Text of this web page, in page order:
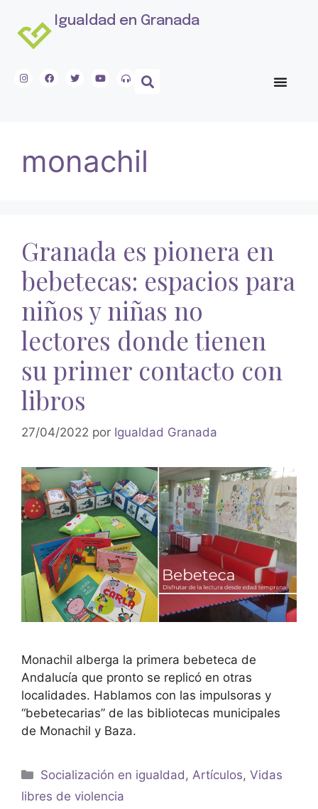
Igualdad en Granada
monachil
Granada es pionera en
bebetecas: espacios para
niños y niñas no
lectores donde tienen
su primer contacto con
libros
27/04/2022 por Igualdad Granada
Monachil alberga la primera bebeteca de
Andalucía que pronto se replicó en otras
localidades. Hablamos con las impulsoras y
“bebetecarias” de las bibliotecas municipales
de Monachil y Baza.
Socialización en igualdad , Artículos,Vidas
libres de violencia